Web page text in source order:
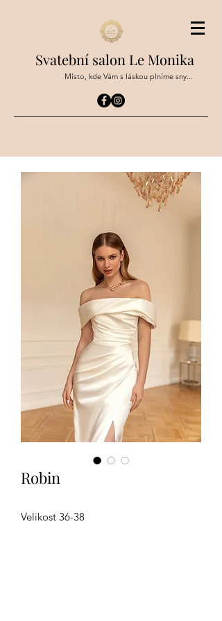
Svatební salon Le Monika
Místo, kde Vám s láskou plníme sny...
Robin
Velikost 36-38